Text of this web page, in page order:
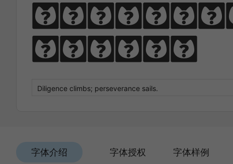
sails.
字体介绍 字体授权 字体样例